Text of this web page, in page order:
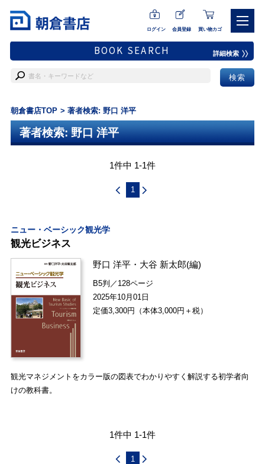
ログイン 会員登録 買い物カゴ
BOOK SEARCH 詳細検索
朝倉書店TOP 著者検索: 野口 洋平
著者検索: 野口 洋平
1件中 1-1件
1
ニュー・ベーシック観光学
観光ビジネス
野口 洋平 ・ 大谷 新太郎(編)
B5判／128ページ
2025年10月01日
定価3,300円（本体3,000円＋税）
観光マネジメントをカラー版の図表でわかりやすく解説する初学者向
けの教科書。
1件中 1-1件
1